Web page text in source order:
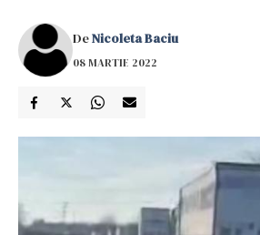
DeNicoleta Baciu
08 MARTIE 2022